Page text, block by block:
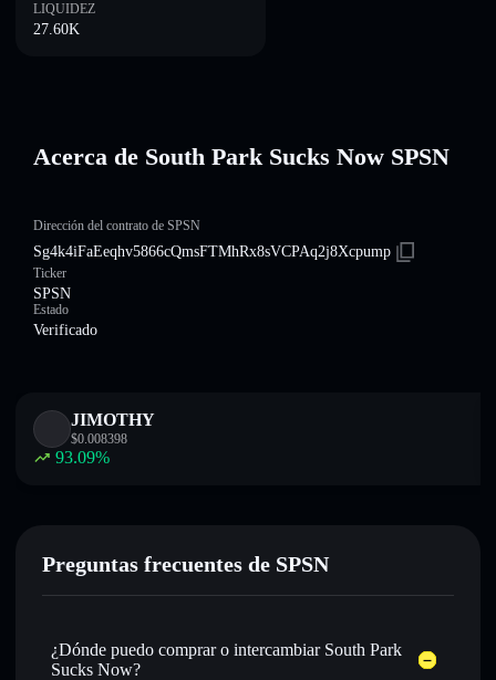
LIQUIDEZ
27.60K
Acerca de South Park Sucks Now SPSN
Dirección del contrato de SPSN
Sg4k4iFaEeqhv5866cQmsFTMhRx8sVCPAq2j8Xcpump
Ticker
SPSN
Estado
Verificado
JIMOTHY
$0.008398
93.09%
Preguntas frecuentes de SPSN
¿Dónde puedo comprar o intercambiar South Park
Sucks Now?